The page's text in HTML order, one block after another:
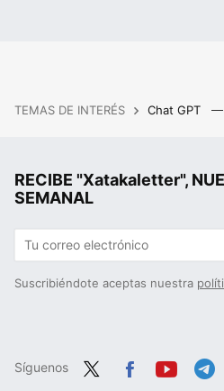
TEMAS DE INTERÉS Chat GPT
RECIBE "Xatakaletter",
SEMANAL
Suscribiéndote aceptas nuestra
Síguenos